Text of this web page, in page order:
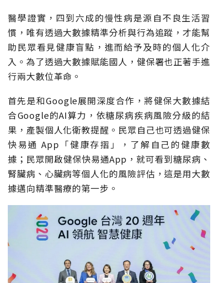
醫學證實，四到六成的慢性病是源自不良生活習
慣，唯有透過大數據精準分析與行為追蹤，才能幫
助民眾看見健康盲點，進而給予及時的個人化介
入。為了透過大數據賦能國人，健保署也正著手進
行兩大數位革命。
首先是和Google展開深度合作，將健保大數據結
合Google的AI算力，依糖尿病疾病風險分級的結
果，產製個人化衛教提醒。民眾自己也可透過健保
快易通 App「健康存摺」，了解自己的健康數
據；民眾開啟健保快易通App，就可看到糖尿病、
腎臟病、心臟病等個人化的風險評估，這是用大數
據邁向精準醫療的第一步。